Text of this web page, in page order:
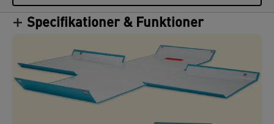
Specifikationer & Funktioner